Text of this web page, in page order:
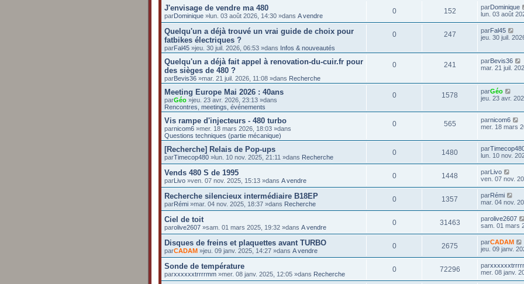
J'envisage de vendre ma 480
parDominique »lun. 03 août 2026, 14:30 »dans A vendre
0 152 parDominique
lun. 03 août
Quelqu'un a déjà trouvé un vrai guide de choix pour
fatbikes électriques ?
parFal45 »jeu. 30 juil. 2026, 06:53 »dans Infos & nouveautés
0 247 parFal45
jeu. 30 juil.
Quelqu'un a déjà fait appel à renovation-du-cuir.fr pour
des sièges de 480 ?
parBevis36 »mar. 21 juil. 2026, 11:08 »dans Recherche
0 241 parBevis36
mar. 21 juil.
Meeting Europe Mai 2026 : 40ans
parGéo »jeu. 23 avr. 2026, 23:13 »dans
Rencontres, meetings, événements
0 1578 parGéo
jeu. 23 avr.
Vis rampe d'injecteurs - 480 turbo
parnicom6 »mer. 18 mars 2026, 18:03 »dans
Questions techniques (partie mécanique)
0 565 parnicom6
mer. 18 mars
[Recherche] Relais de Pop-ups
parTimecop480 »lun. 10 nov. 2025, 21:11 »dans Recherche
0 1480 par
lun. 10 nov.
Vends 480 S de 1995
parLivo »ven. 07 nov. 2025, 15:13 »dans A vendre
0 1448 parLivo
ven. 07 nov.
Recherche silencieux intermédiaire B18EP
parRémi »mar. 04 nov. 2025, 18:37 »dans Recherche
0 1357 parRémi
mar. 04 nov.
Ciel de toit
parolive2607 »sam. 01 mars 2025, 19:32 »dans A vendre
0 31463 parolive2607
sam. 01 mars
Disques de freins et plaquettes avant TURBO
parCADAM »jeu. 09 janv. 2025, 14:27 »dans A vendre
0 2675 parCADAM
jeu. 09 janv.
Sonde de température
parxxxxxxtrrrrmm »mer. 08 janv. 2025, 12:05 »dans Recherche
0 72296 par
mer. 08 janv.